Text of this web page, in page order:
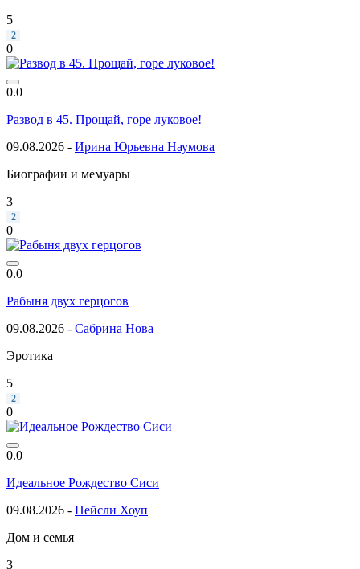
5
2
0
0.0
Развод в 45. Прощай, горе луковое!
09.08.2026 - Ирина Юрьевна Наумова
Биографии и мемуары
3
2
0
0.0
Рабыня двух герцогов
09.08.2026 - Сабрина Нова
Эротика
5
2
0
0.0
Идеальное Рождество Сиси
09.08.2026 - Пейсли Хоуп
Дом и семья
3